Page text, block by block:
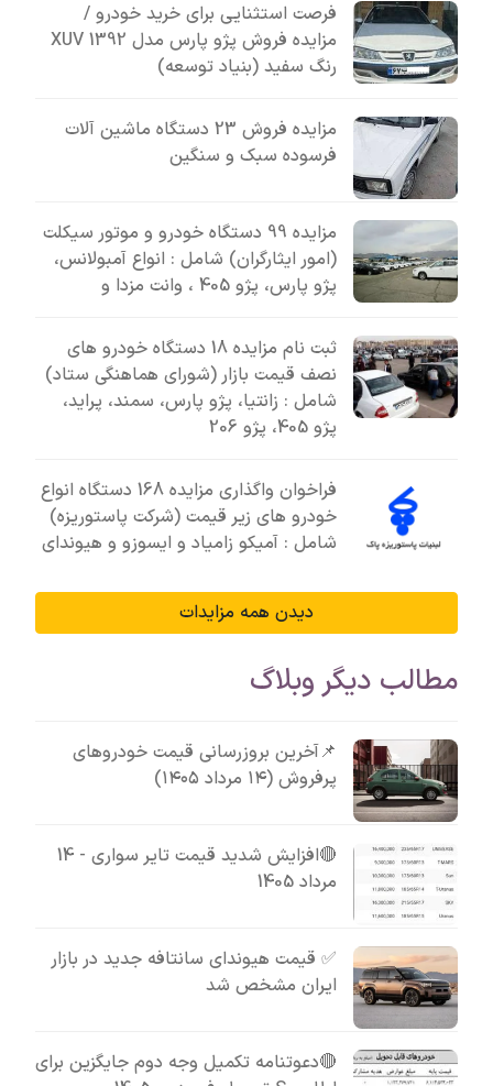
فرصت استثنایی برای خرید خودرو /
مزایده فروش پژو پارس مدل 1392 XUV
رنگ سفید (بنیاد توسعه)
مزایده فروش 23 دستگاه ماشین آلات
فرسوده سبک و سنگین
مزایده 99 دستگاه خودرو و موتور سیکلت
(امور ایثارگران) شامل : انواع آمبولانس،
پژو پارس، پژو 405 ، وانت مزدا و
ثبت نام مزایده 18 دستگاه خودرو های
نصف قیمت بازار (شورای هماهنگی ستاد)
شامل : زانتیا، پژو پارس، سمند، پراید،
پژو 405، پژو 206
فراخوان واگذاری مزایده 168 دستگاه انواع
خودرو های زیر قیمت (شرکت پاستوریزه)
شامل : آمیکو زامیاد و ایسوزو و هیوندای
دیدن همه مزایدات
مطالب دیگر وبلاگ
📌آخرین بروزرسانی قیمت خودروهای
پرفروش (۱۴ مرداد ۱۴۰۵)
🔴افزایش شدید قیمت تایر سواری - 14
مرداد 1405
✅ قیمت هیوندای سانتافه جدید در بازار
ایران مشخص شد
🔴دعوتنامه تکمیل وجه دوم جایگزین برای